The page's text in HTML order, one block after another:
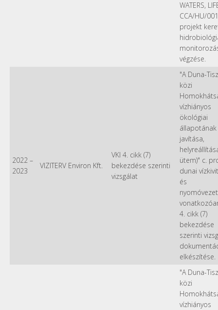
WATERS,
CCA/HU/
projekt
végzése.
2022 –
2023
VIZITERV Environ Kft.
VKI 4. cikk (7)
bekezdése szerinti
vizsgálat
"A Duna-
közi
vízhiányos
ökológiai
állapotának
javítása,
ütem)" c.
dunai
és
4. cikk (7)
bekezdése
szerinti
elkészítése.
"A Duna-
közi
vízhiányos